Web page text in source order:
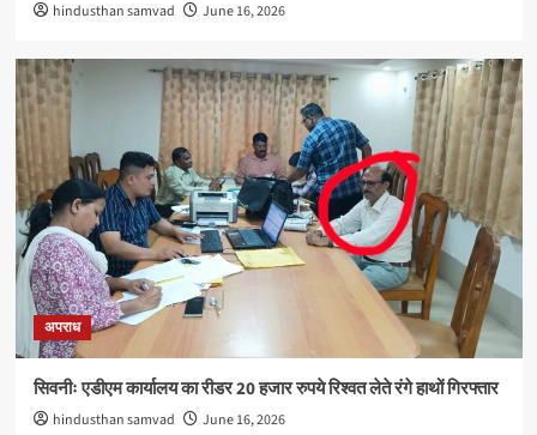
hindusthan samvad June 16, 2026
अपराध
सिवनीः एडीएम कार्यालय का रीडर 20 हजार रुपये रिश्वत लेते रंगे हाथों गिरफ्तार
hindusthan samvad June 16, 2026